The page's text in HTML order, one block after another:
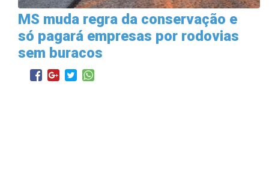
MS muda regra da conservação e
só pagará empresas por rodovias
sem buracos